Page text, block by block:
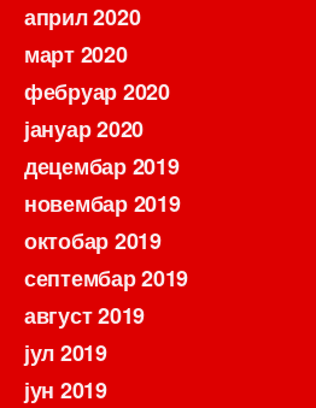
април 2020
март 2020
фебруар 2020
јануар 2020
децембар 2019
новембар 2019
октобар 2019
септембар 2019
август 2019
јул 2019
јун 2019